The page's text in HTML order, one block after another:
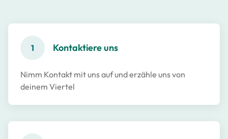
1 Kontaktiere uns
Nimm Kontakt mit uns auf und erzähle uns von
deinem Viertel